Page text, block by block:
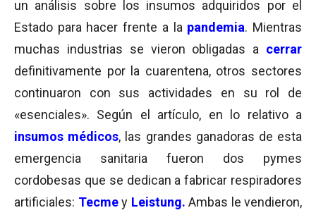
un análisis sobre los insumos adquiridos por el
Estado para hacer frente a la pandemia. Mientras
muchas industrias se vieron obligadas a cerrar
definitivamente por la cuarentena, otros sectores
continuaron con sus actividades en su rol de
«esenciales». Según el artículo, en lo relativo a
insumos médicos, las grandes ganadoras de esta
emergencia sanitaria fueron dos pymes
cordobesas que se dedican a fabricar respiradores
artificiales: Tecme y Leistung. Ambas le vendieron,